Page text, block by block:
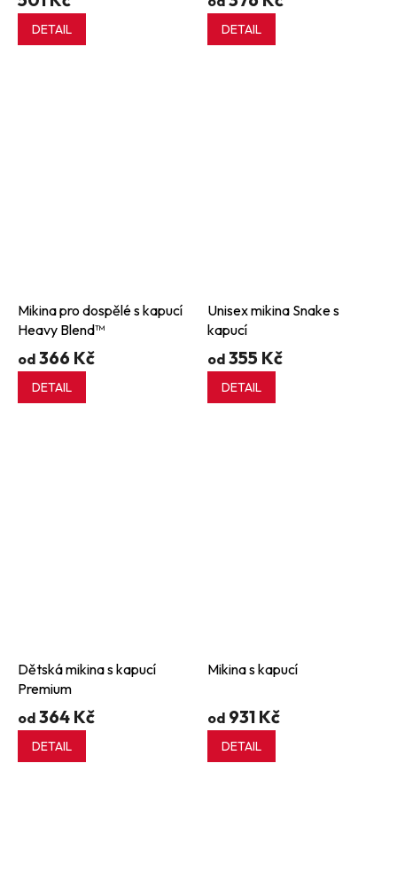
DETAIL DETAIL
Mikina pro dospělé s kapucí
Heavy Blend™
od 366 Kč
DETAIL
Unisex mikina Snake s
kapucí
od 355 Kč
DETAIL
Dětská mikina s kapucí
Premium
od 364 Kč
DETAIL
Mikina s kapucí
od 931 Kč
DETAIL